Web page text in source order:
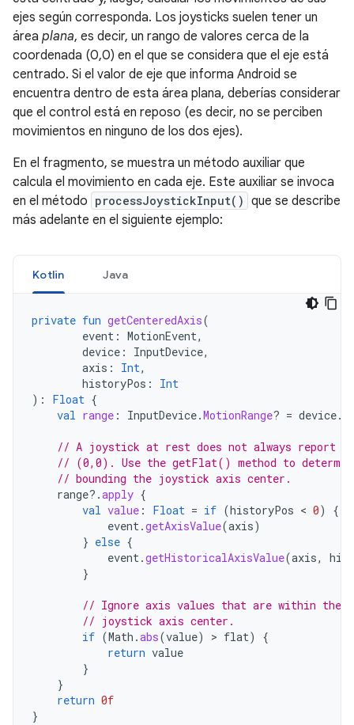
ejes según corresponda. Los joysticks suelen tener un
área plana, es decir, un rango de valores cerca de la
coordenada (0,0) en el que se considera que el eje está
centrado. Si el valor de eje que informa Android se
encuentra dentro de esta área plana, deberías considerar
que el control está en reposo (es decir, no se perciben
movimientos en ninguno de los dos ejes).
En el fragmento, se muestra un método auxiliar que
calcula el movimiento en cada eje. Este auxiliar se invoca
en el método processJoystickInput() que se describe
más adelante en el siguiente ejemplo:
Kotlin Java
private fun getCenteredAxis(
event : MotionEvent,
device : InputDevice,
axis : Int,
historyPos :
Int
):
Float {
val range : InputDevice.MotionRange? = device.
// A joystick at rest does not always report
// (0,0). Use the getFlat() method to
// bounding the joystick axis center.
range?.apply {
val value : Float = if (historyPos < 0)
{
event.getAxisValue(axis)
} else {
event.getHistoricalAxisValue(axis,
}
// Ignore axis values that are within
// joystick axis center.
if (Math .abs(value) > flat)
{
return value
}
}
return 0f
}